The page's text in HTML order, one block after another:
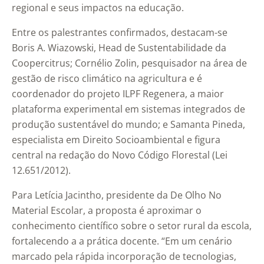
regional e seus impactos na educação.
Entre os palestrantes confirmados, destacam-se
Boris A. Wiazowski, Head de Sustentabilidade da
Coopercitrus; Cornélio Zolin, pesquisador na área de
gestão de risco climático na agricultura e é
coordenador do projeto ILPF Regenera, a maior
plataforma experimental em sistemas integrados de
produção sustentável do mundo; e Samanta Pineda,
especialista em Direito Socioambiental e figura
central na redação do Novo Código Florestal (Lei
12.651/2012).
Para Letícia Jacintho, presidente da De Olho No
Material Escolar, a proposta é aproximar o
conhecimento científico sobre o setor rural da escola,
fortalecendo a a prática docente. “Em um cenário
marcado pela rápida incorporação de tecnologias,